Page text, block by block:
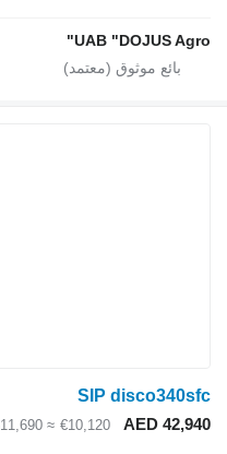
UAB "DOJUS Agro"
SIP disco340sfc
AED 42,940
€10,120
≈ $11,690